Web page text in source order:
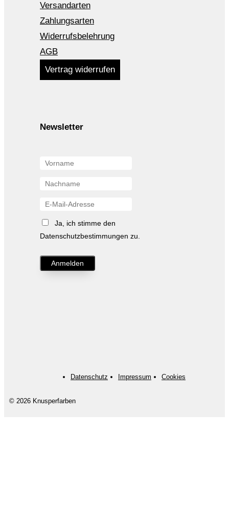
Versandarten
Zahlungsarten
Widerrufsbelehrung
AGB
Vertrag widerrufen
Newsletter
Ja, ich stimme den
Datenschutzbestimmungen zu.
Anmelden
Datenschutz Impressum Cookies
© 2026 Knusperfarben